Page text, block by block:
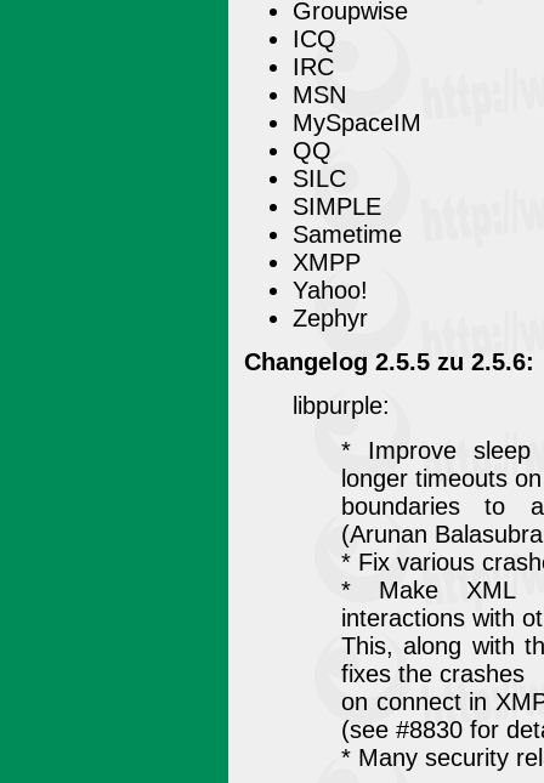
Groupwise
ICQ
IRC
MSN
MySpaceIM
QQ
SILC
SIMPLE
Sametime
XMPP
Yahoo!
Zephyr
Changelog 2.5.5 zu 2.5.6:
libpurple:
* Improve sleep
longer timeouts
boundaries to
(Arunan
* Fix various
* Make XML
interactions with
This, along with
fixes the crashes
on connect in
(see #8830 for
* Many security